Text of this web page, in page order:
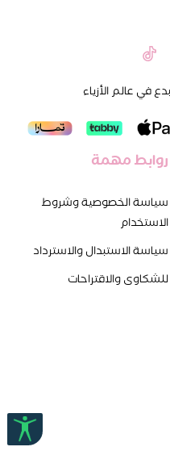
في عالم الأزياء
روابط مهمة
سياسة الخصوصية وشروط
الاستخدام
سياسة الاستبدال والاسترداد
للشكاوى والاقتراحات